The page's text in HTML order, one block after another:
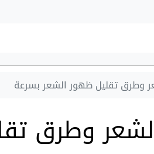
وطرق تقليل ظهور الشعر بسرعة
الشعر وطرق